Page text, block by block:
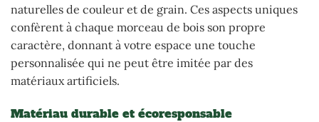
naturelles de couleur et de grain. Ces aspects uniques
confèrent à chaque morceau de bois son propre
caractère, donnant à votre espace une touche
personnalisée qui ne peut être imitée par des
matériaux artificiels.
Matériau durable et écoresponsable